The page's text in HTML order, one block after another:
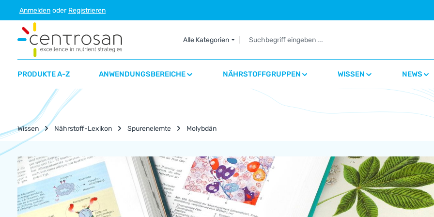
Hauptinhalt springen
Zur Suche springen
Zur Hauptnavigation springen
Anmelden oder Registrieren
Alle Kategorien
PRODUKTE A-Z ANWENDUNGSBEREICHE NÄHRSTOFFGRUPPEN WISSEN NEWS
Wissen Nährstoff-Lexikon Spurenelemte Molybdän
Nährstoff-Lexikon